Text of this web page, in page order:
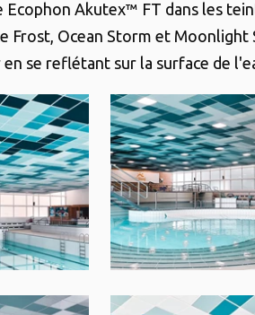
Ecophon Akutex™ FT dans les
Frost, Ocean Storm et Moonlight
se reflétant sur la surface de